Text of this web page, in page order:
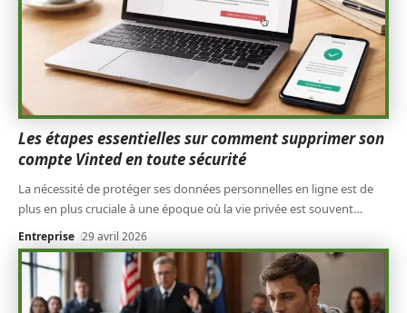
Les étapes essentielles sur comment supprimer son
compte Vinted en toute sécurité
La nécessité de protéger ses données personnelles en ligne est de
plus en plus cruciale à une époque où la vie privée est souvent…
Entreprise 29 avril 2026